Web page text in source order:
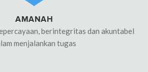
AMANAH
berintegritas dan akuntabel
menjalankan tugas